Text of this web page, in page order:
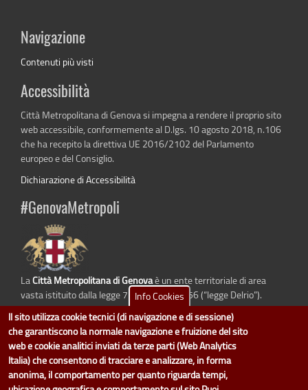
Navigazione
Contenuti più visti
Accessibilità
Città Metropolitana di Genova si impegna a rendere il proprio sito
web accessibile, conformemente al D.lgs. 10 agosto 2018, n.106
che ha recepito la direttiva UE 2016/2102 del Parlamento
europeo e del Consiglio.
Dichiarazione di Accessibilità
#GenovaMetropoli
LaCittà Metropolitana di Genovaè un ente territoriale di area
vasta istituito dalla legge 7 aprile 2014 n. 56 (“legge Delrio”).
Sostituisce la Provincia di Genova.
dati.cittametropolitana.genova.itè il progetto "Open Data" della
Metropolitana di Genova.
Info Cookies
Il sito utilizza cookie tecnici (di navigazione e di sessione)
che garantiscono la normale navigazione e fruizione del sito
web e cookie analitici inviati da terze parti (Web Analytics
Italia) che consentono di tracciare e analizzare, in forma
anonima, il comportamento per quanto riguarda tempi,